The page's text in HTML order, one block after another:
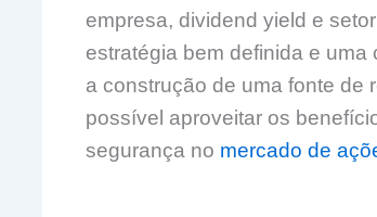
empresa, dividend yield e
estratégia bem definida e
a construção de uma fonte de
possível aproveitar os
segurança no mercado de